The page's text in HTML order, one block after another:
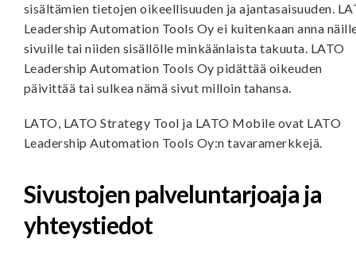
sisältämien tietojen oikeellisuuden ja ajantasaisuuden.
Leadership Automation Tools Oy ei kuitenkaan anna
sivuille tai niiden sisällölle minkäänlaista takuuta. LATO
Leadership Automation Tools Oy pidättää oikeuden
päivittää tai sulkea nämä sivut milloin tahansa.
LATO, LATO Strategy Tool ja LATO Mobile ovat LATO
Leadership Automation Tools Oy:n tavaramerkkejä.
Sivustojen palveluntarjoaja ja
yhteystiedot